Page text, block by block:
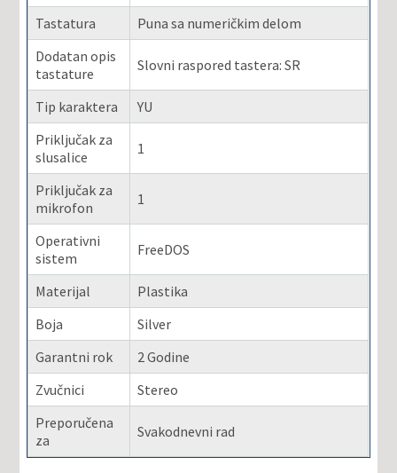
Tastatura
Puna sa numeričkim delom
Dodatan opis
tastature
Slovni raspored tastera: SR
Tip karaktera
YU
Priključak za
slusalice
1
Priključak za
mikrofon
1
Operativni
sistem
FreeDOS
Materijal
Plastika
Boja
Silver
Garantni rok
2 Godine
Zvučnici
Stereo
Preporučena
za
Svakodnevni rad